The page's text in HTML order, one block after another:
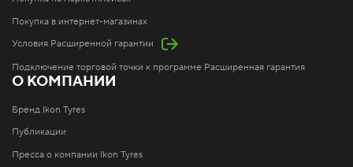
Покупка в интернет-магазинах
Условия Расширенной гарантии
Подключение торговой точки к программе Расширенная гарантия
О КОМПАНИИ
Бренд Ikon Tyres
Публикации
Пресса о компании Ikon Tyres